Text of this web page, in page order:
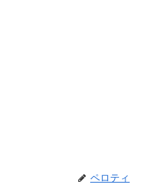
ペロティ